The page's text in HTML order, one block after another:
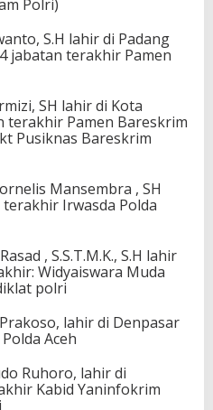
Polri)
S.H lahir di Padang
jabatan terakhir Pamen
SH lahir di Kota
terakhir Pamen Bareskrim
Pusiknas Bareskrim
Mansembra , SH
Irwasda Polda
, S.S.T.M.K., S.H lahir
Widyaiswara Muda
polri
lahir di Denpasar
Aceh
Ruhoro, lahir di
Kabid Yaninfokrim